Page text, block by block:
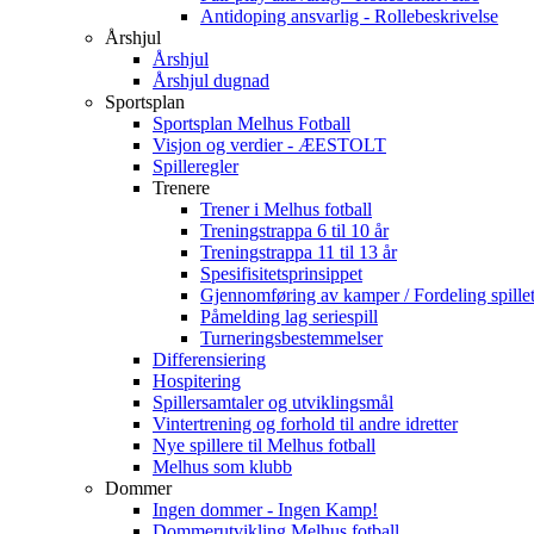
Antidoping ansvarlig - Rollebeskrivelse
Årshjul
Årshjul
Årshjul dugnad
Sportsplan
Sportsplan Melhus Fotball
Visjon og verdier - ÆESTOLT
Spilleregler
Trenere
Trener i Melhus fotball
Treningstrappa 6 til 10 år
Treningstrappa 11 til 13 år
Spesifisitetsprinsippet
Gjennomføring av kamper / Fordeling
Påmelding lag seriespill
Turneringsbestemmelser
Differensiering
Hospitering
Spillersamtaler og utviklingsmål
Vintertrening og forhold til andre idretter
Nye spillere til Melhus fotball
Melhus som klubb
Dommer
Ingen dommer - Ingen Kamp!